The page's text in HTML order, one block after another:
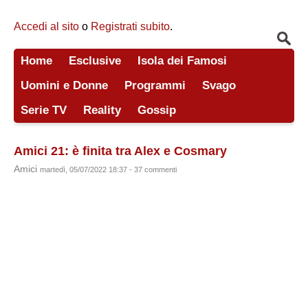
Accedi al sito o Registrati subito.
Home Esclusive
Isola dei Famosi
Uomini e Donne
Programmi
Svago
Serie TV
Reality Gossip
Amici 21: è finita tra Alex e Cosmary
Amici martedì, 05/07/2022 18:37 - 37 commenti